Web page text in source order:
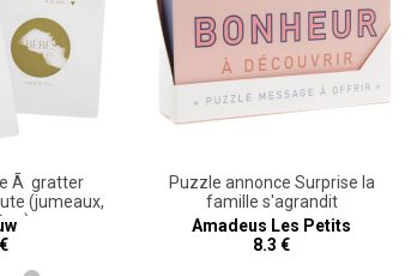
Ã gratter
(jumeaux,
Puzzle annonce Surprise la
famille s'agrandit
Amadeus Les Petits
8.3 €